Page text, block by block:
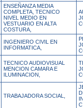
ENSEÑANZA MEDIA
COMPLETA, TECNICO
NIVEL MEDIO EN
VESTUARIO EN ALTA
COSTURA,
INGENIERO CIVIL EN
INFORMATICA,
TECNICO AUDIOVISUAL
MENCION CAMARA E
ILUMINACION,
TRABAJADORA SOCIAL,